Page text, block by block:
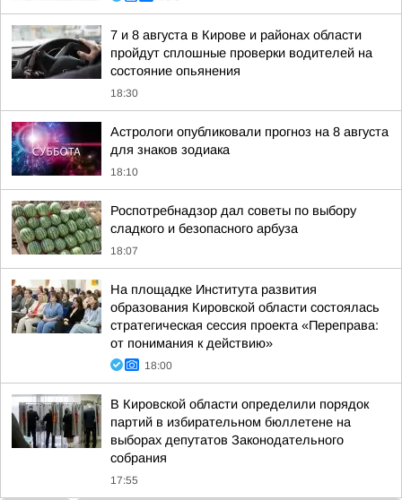
7 и 8 августа в Кирове и районах области
пройдут сплошные проверки водителей на
состояние опьянения
18:30
Астрологи опубликовали прогноз на 8 августа
для знаков зодиака
18:10
Роспотребнадзор дал советы по выбору
сладкого и безопасного арбуза
18:07
На площадке Института развития
образования Кировской области состоялась
стратегическая сессия проекта «Переправа:
от понимания к действию»
18:00
В Кировской области определили порядок
партий в избирательном бюллетене на
выборах депутатов Законодательного
собрания
17:55